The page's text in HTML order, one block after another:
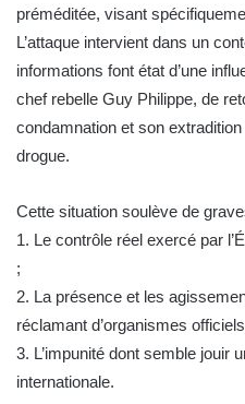
préméditée, visant
L’attaque intervient dans un
informations font état d’une
chef rebelle Guy Philippe, de
condamnation et son
drogue.
Cette situation soulève de
1. Le contrôle réel exercé par
;
2. La présence et les
réclamant d’organismes
3. L’impunité dont semble jouir
internationale.